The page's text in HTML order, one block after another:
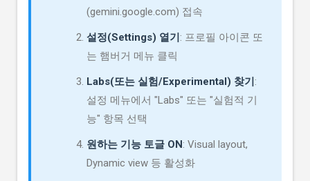
(gemini.google.com) 접속
설정(Settings) 열기: 프로필 아이콘 또
는 햄버거 메뉴 클릭
Labs(또는 실험/Experimental) 찾기:
설정 메뉴에서 "Labs" 또는 "실험적 기
능" 항목 선택
원하는 기능 토글 ON: Visual layout,
Dynamic view 등 활성화